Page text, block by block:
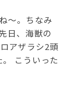
～。ちなみ
日、海獣の
アザラシ2頭
こういった